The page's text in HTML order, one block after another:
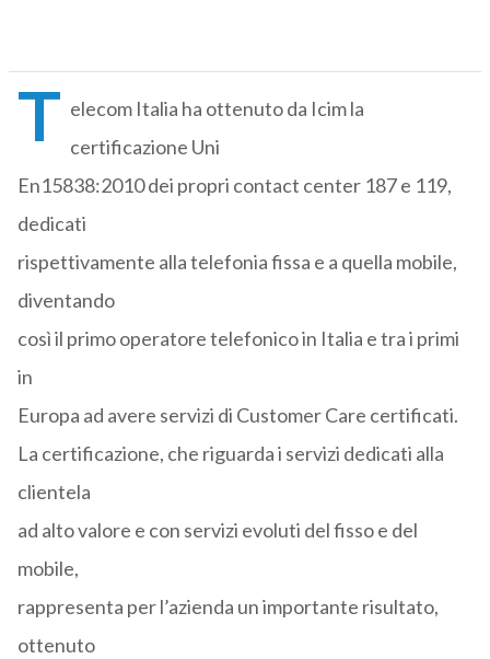
T elecom Italia ha ottenuto da Icim la
certificazione Uni
En15838:2010 dei propri contact center 187 e 119,
dedicati
rispettivamente alla telefonia fissa e a quella mobile,
diventando
così il primo operatore telefonico in Italia e tra i primi
in
Europa ad avere servizi di Customer Care certificati.
La certificazione, che riguarda i servizi dedicati alla
clientela
ad alto valore e con servizi evoluti del fisso e del
mobile,
rappresenta per l’azienda un importante risultato,
ottenuto